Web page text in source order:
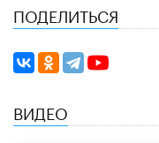
ПОДЕЛИТЬСЯ
ВИДЕО